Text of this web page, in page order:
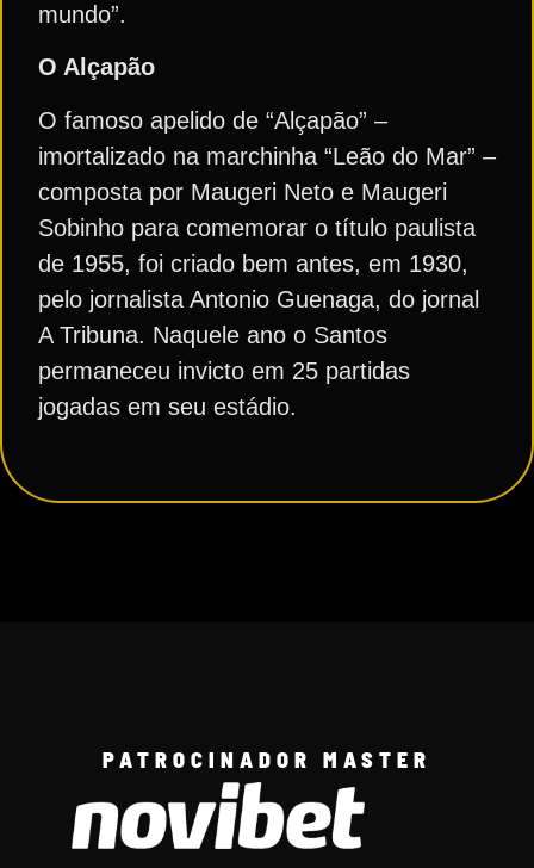
mundo”.
O Alçapão
O famoso apelido de “Alçapão” –
imortalizado na marchinha “Leão do Mar” –
composta por Maugeri Neto e Maugeri
Sobinho para comemorar o título paulista
de 1955, foi criado bem antes, em 1930,
pelo jornalista Antonio Guenaga, do jornal
A Tribuna. Naquele ano o Santos
permaneceu invicto em 25 partidas
jogadas em seu estádio.
PATROCINADOR MASTER